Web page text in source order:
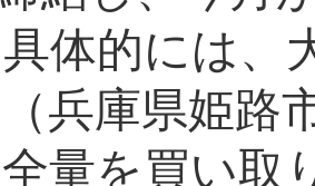
体的には、
兵庫県姫路
量を買い取